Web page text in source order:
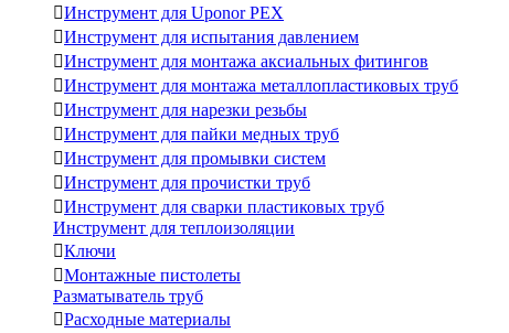
Инструмент для Uponor PEX
Инструмент для испытания давлением
Инструмент для монтажа аксиальных фитингов
Инструмент для монтажа металлопластиковых труб
Инструмент для нарезки резьбы
Инструмент для пайки медных труб
Инструмент для промывки систем
Инструмент для прочистки труб
Инструмент для сварки пластиковых труб
Инструмент для теплоизоляции
Ключи
Монтажные пистолеты
Разматыватель труб
Расходные материалы